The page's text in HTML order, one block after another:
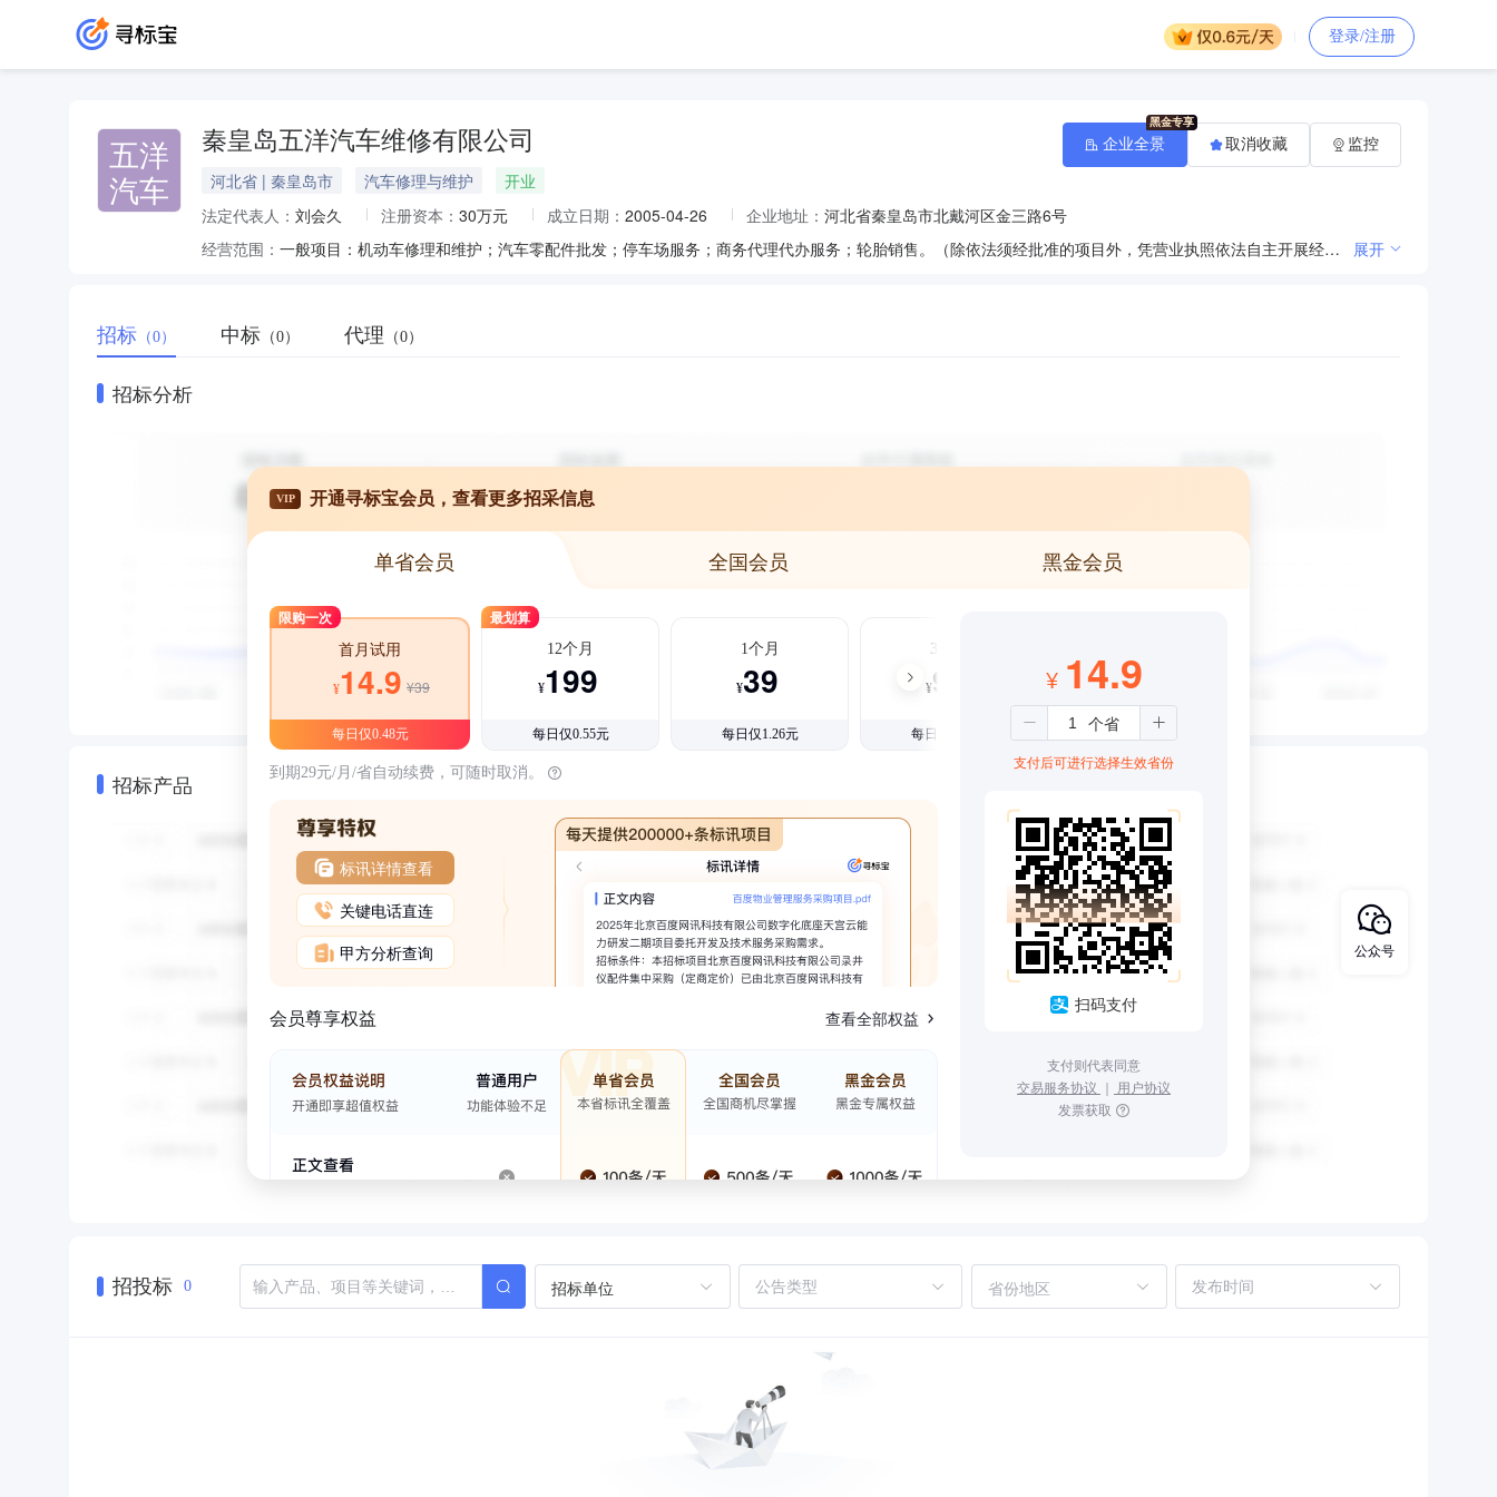
登录/注册
五洋
汽车
秦皇岛五洋汽车维修有限公司
河北省 | 秦皇岛市 汽车修理与维护
开业
法定代表人： 刘会久 注册资本： 30万元 成立日期： 2005-04-26 企业地址： 河北省秦皇岛市北戴河区金三路6号
经营范围：
一般项目：机动车修理和维护；汽车零配件批发；停车场服务；商务代理代办服务；轮胎销售。（除依法须经批准的项目外，凭营业执照依法自主开展经营活动）许可项目：道路货物运输（不含危险货物）。（依法须经批准的项目，经相关部门批准后方可开展经营活动，具体经营项目以相关部门批准文件或许可证件为准） 展开
企业全景 取消收藏 监控
招标 （0） 中标 （0） 代理 （0）
招标分析
招标产品
VIP 开通寻标宝会员，查看更多招采信息
单省会员 全国会员 黑金会员
限购一次
首月试用
¥14.9 ¥39
每日仅0.48元
最划算
12个月
¥199
每日仅0.55元
1个月
¥39
每日仅1.26元
3个月
¥99
每日仅1.08元
到期29元/月/省自动续费，可随时取消。
标讯详情查看
关键电话直连
甲方分析查询
会员尊享权益 查看全部权益
¥ 14.9
支付后可进行选择生效省份
扫码支付
支付则代表同意
交易服务协议 ｜ 用户协议
发票获取
招投标 0 招标单位 省份地区
公众号